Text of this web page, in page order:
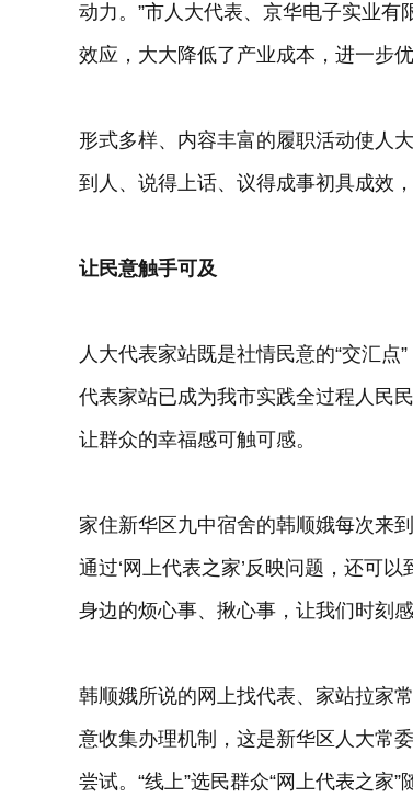
动力。”市人大代表、京华电子实业有
效应，大大降低了产业成本，进一步
形式多样、内容丰富的履职活动使人
到人、说得上话、议得成事初具成效
让民意触手可及
人大代表家站既是社情民意的“交汇点
代表家站已成为我市实践全过程人民
让群众的幸福感可触可感。
家住新华区九中宿舍的韩顺娥每次来
通过‘网上代表之家’反映问题，还可
身边的烦心事、揪心事，让我们时刻
韩顺娥所说的网上找代表、家站拉家
意收集办理机制，这是新华区人大常
尝试。“线上”选民群众“网上代表之家